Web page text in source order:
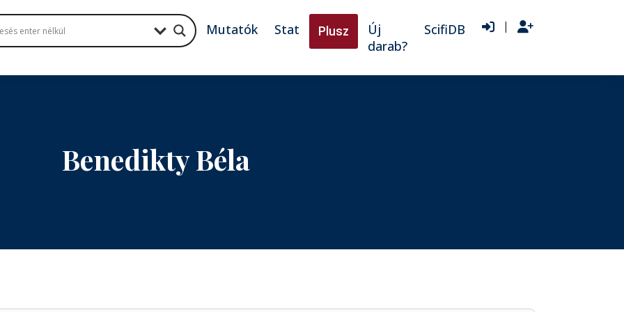
Mutatók Stat Plusz
Új
darab?
ScifiDB |
Benedikty Béla